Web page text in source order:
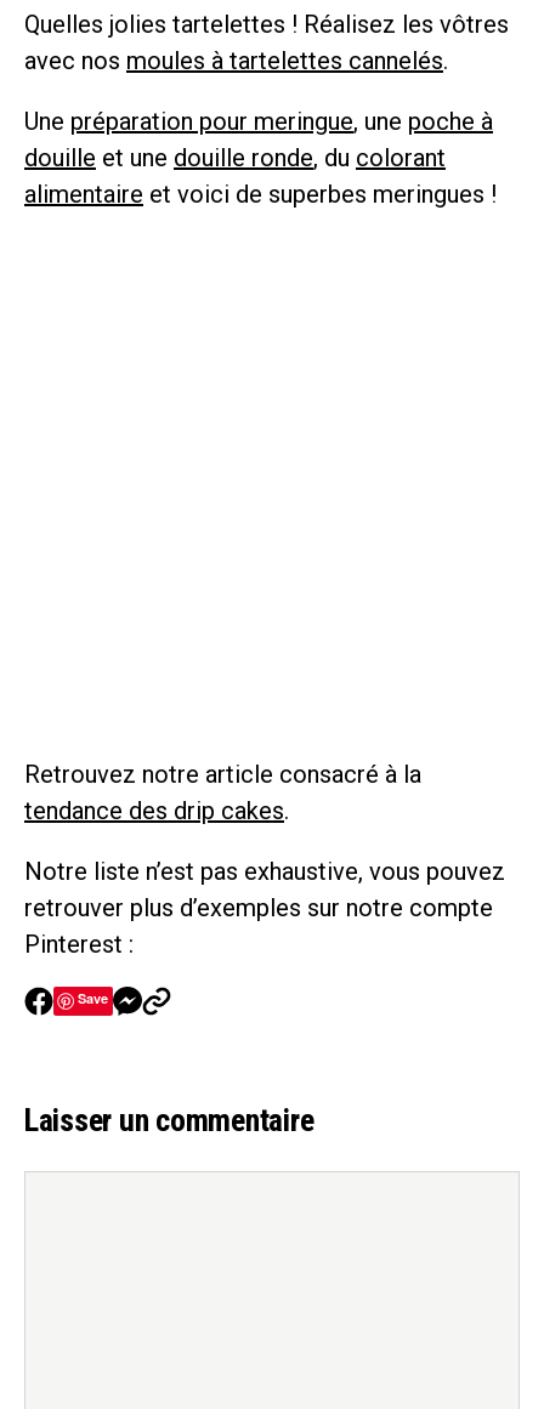
Quelles jolies tartelettes ! Réalisez les vôtres
avec nos moules à tartelettes cannelés.
Une préparation pour meringue, une poche à
douille et une douille ronde, du colorant
alimentaire et voici de superbes meringues !
Retrouvez notre article consacré à la
tendance des drip cakes.
Notre liste n’est pas exhaustive, vous pouvez
retrouver plus d’exemples sur notre compte
Pinterest :
Save
Laisser un commentaire